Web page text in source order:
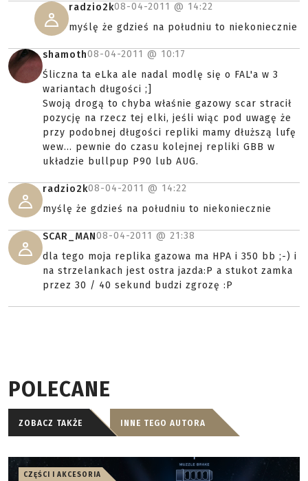
radzio2k08-04-2011 @ 14:22
myślę że gdzieś na południu to niekoniecznie
shamoth08-04-2011 @ 10:17
Śliczna ta eLka ale nadal modlę się o FAL'a w 3
wariantach długości ;]
Swoją drogą to chyba właśnie gazowy scar stracił
pozycję na rzecz tej elki, jeśli wiąc pod uwagę że
przy podobnej długości repliki mamy dłuższą lufę
wew... pewnie do czasu kolejnej repliki GBB w
układzie bullpup P90 lub AUG.
radzio2k08-04-2011 @ 14:22
myślę że gdzieś na południu to niekoniecznie
SCAR_MAN08-04-2011 @ 21:38
dla tego moja replika gazowa ma HPA i 350 bb ;-) i
na strzelankach jest ostra jazda:P a stukot zamka
przez 30 / 40 sekund budzi zgrozę :P
POLECANE
ZOBACZ TAKŻE INNE TEGO AUTORA
CZĘŚCI I AKCESORIA